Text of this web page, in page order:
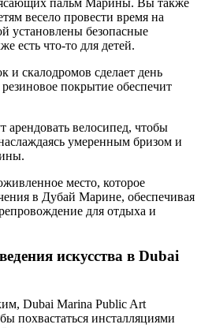
пальм Марины. Вы также
весело провести время на
установлены безопасные
есть что-то для детей.
и скалодромов сделает день
покрытие обеспечит
арендовать велосипед, чтобы
умеренным бризом и
место, которое
в Дубай Марине, обеспечивая
для отдыха и
искусства в Dubai
Dubai Marina Public Art
похвастаться инсталляциями